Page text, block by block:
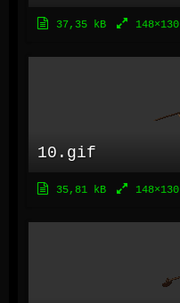
37,35 kB 148×130
10.gif
35,81 kB 148×130